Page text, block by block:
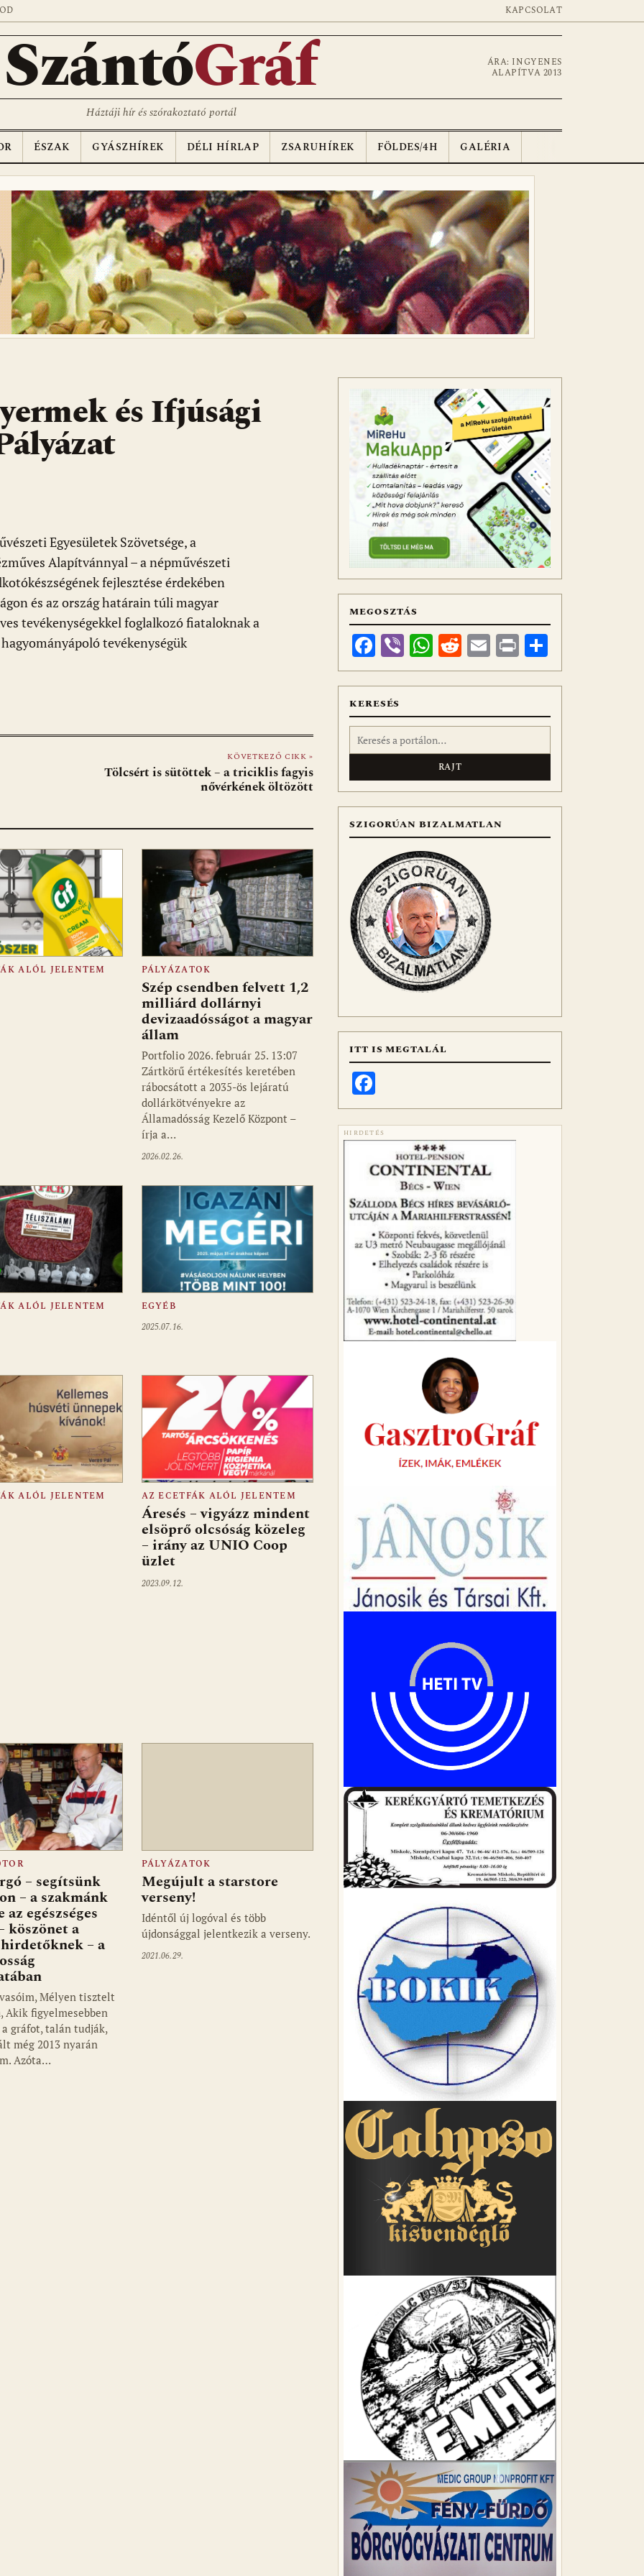
KAPCSOLAT
SzántóGráf
ÁRA: INGYENES
ALAPÍTVA 2013
Háztáji hír és szórakoztató portál
ÉSZAK GYÁSZHÍREK DÉLI HÍRLAP ZSARUHÍREK FÖLDES/4H GALÉRIA
és Ifjúsági
Egyesületek Szövetsége, a
Alapítvánnyal – a népművészeti
fejlesztése érdekében
és az ország határain túli magyar
tevékenységekkel foglalkozó fiataloknak a
tevékenységük
KÖVETKEZŐ CIKK »
Tölcsért is sütöttek – a triciklis fagyis
nővérkének öltözött
ALÓL JELENTEM PÁLYÁZATOK
Szép csendben felvett 1,2
milliárd dollárnyi
devizaadósságot a magyar
állam
Portfolio 2026. február 25. 13:07
Zártkörű értékesítés keretében
rábocsátott a 2035-ös lejáratú
dollárkötvényekre az
Államadósság Kezelő Központ –
írja a…
2026.02.26.
ALÓL JELENTEM EGYÉB
2025.07.16.
ALÓL JELENTEM AZ ECETFÁK ALÓL JELENTEM
Áresés – vigyázz mindent
elsöprő olcsóság közeleg
– irány az UNIO Coop
üzlet
2023.09.12.
– segítsünk
– a szakmánk
az egészséges
köszönet a
– a
Mélyen tisztelt
Akik figyelmesebben
a gráfot, talán tudják,
még 2013 nyarán
Azóta…
PÁLYÁZATOK
Megújult a starstore
verseny!
Idéntől új logóval és több
újdonsággal jelentkezik a verseny.
2021.06.29.
MEGOSZTÁS
Facebook
ViberWhatsApp
Reddit
Email
Print
meg
KERESÉS
Keresés:
SZIGORÚAN BIZALMATLAN
ITT IS MEGTALÁL
HIRDETÉS